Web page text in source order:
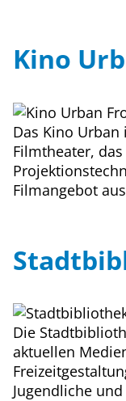
Kino
Das Kino
Filmtheater,
Filmangebot
Die
aktuellen
Jugendliche